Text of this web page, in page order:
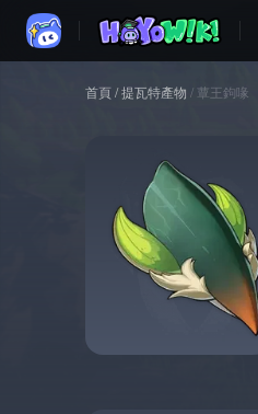
首頁/提瓦特產物 / 蕈王鉤喙